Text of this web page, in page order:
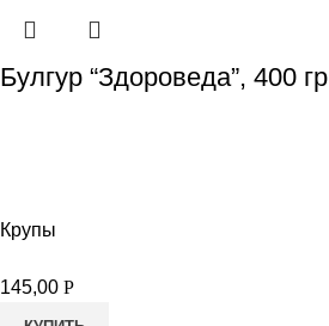
Булгур “Здороведа”, 400 гр
Крупы
145,00 Р